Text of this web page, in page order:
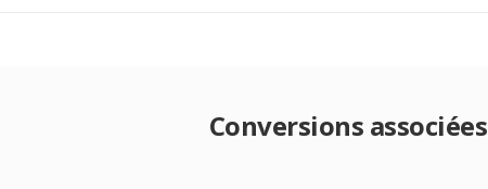
Conversions associées